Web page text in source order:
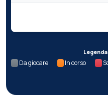
Da giocare In corso